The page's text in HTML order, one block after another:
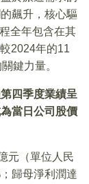
飆升，核心驅
全年包含在其
2024年的11
鍵力量。
四季度業績呈
當日公司股價
元（單位人民
歸母淨利潤達